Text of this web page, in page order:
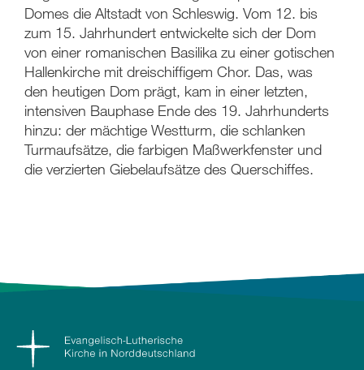
Domes die Altstadt von Schleswig. Vom 12. bis
zum 15. Jahrhundert entwickelte sich der Dom
von einer romanischen Basilika zu einer gotischen
Hallenkirche mit dreischiffigem Chor. Das, was
den heutigen Dom prägt, kam in einer letzten,
intensiven Bauphase Ende des 19. Jahrhunderts
hinzu: der mächtige Westturm, die schlanken
Turmaufsätze, die farbigen Maßwerkfenster und
die verzierten Giebelaufsätze des Querschiffes.